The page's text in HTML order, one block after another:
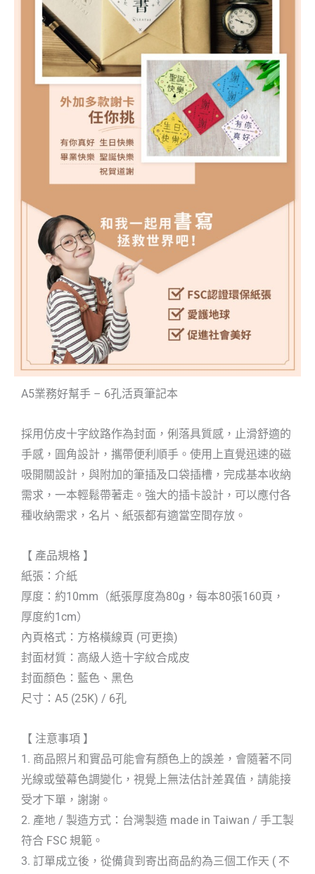
A5業務好幫手 – 6孔活頁筆記本
採用仿皮十字紋路作為封面，俐落具質感，止滑舒適的
手感，圓角設計，攜帶便利順手。使用上直覺迅速的磁
吸開關設計，與附加的筆插及口袋插槽，完成基本收納
需求，一本輕鬆帶著走。強大的插卡設計，可以應付各
種收納需求，名片、紙張都有適當空間存放。
【 產品規格 】
紙張：介紙
厚度：約10mm（紙張厚度為80g，每本80張160頁，
厚度約1cm）
內頁格式：方格橫線頁 (可更換)
封面材質：高級人造十字紋合成皮
封面顏色：藍色、黑色
尺寸：A5 (25K) / 6孔
【 注意事項 】
1. 商品照片和實品可能會有顏色上的誤差，會隨著不同
光線或螢幕色調變化，視覺上無法估計差異值，請能接
受才下單，謝謝。
2. 產地 / 製造方式：台灣製造 made in Taiwan / 手工製
符合 FSC 規範。
3. 訂單成立後，從備貨到寄出商品約為三個工作天 ( 不